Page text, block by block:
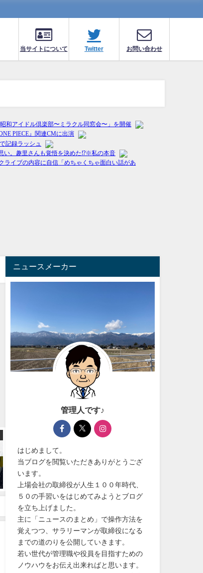
当サイトについて Twitter お問い合わせ
アフィリエイト
【ベビーカー】エアラブ4 扇風機
夏 保冷剤 冷感 保冷 チャイルドシ
ート 出産祝い
2024年4月9日
【確定申告】e-Tax対応！
費還付！節税
2024年1月27日
ニュースメーカー
管理人です♪
はじめまして。
当ブログを閲覧いただきありがとうござ
います。
上場会社の取締役が人生１００年時代、
５０の手習いをはじめてみようとブログ
を立ち上げました。
主に「ニュースのまとめ」で操作方法を
覚えつつ、サラリーマンが取締役になる
までの道のりを公開していきます。
若い世代が管理職や役員を目指すための
ノウハウをお伝え出来ればと思います。